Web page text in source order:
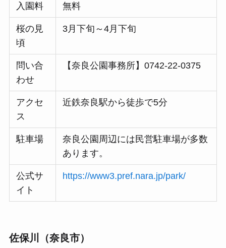
入園料 無料
桜の見
頃
3月下旬～4月下旬
問い合
わせ
【奈良公園事務所】0742-22-0375
アクセ
ス
近鉄奈良駅から徒歩で5分
駐車場
奈良公園周辺には民営駐車場が多数
あります。
公式サ
イト
https://www3.pref.nara.jp/park/
佐保川（奈良市）